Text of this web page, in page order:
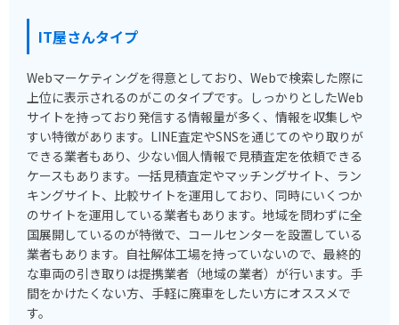
IT屋さんタイプ
Webマーケティングを得意としており、Webで検索した際に
上位に表示されるのがこのタイプです。しっかりとしたWeb
サイトを持っており発信する情報量が多く、情報を収集しや
すい特徴があります。LINE査定やSNSを通じてのやり取りが
できる業者もあり、少ない個人情報で見積査定を依頼できる
ケースもあります。一括見積査定やマッチングサイト、ラン
キングサイト、比較サイトを運用しており、同時にいくつか
のサイトを運用している業者もあります。地域を問わずに全
国展開しているのが特徴で、コールセンターを設置している
業者もあります。自社解体工場を持っていないので、最終的
な車両の引き取りは提携業者（地域の業者）が行います。手
間をかけたくない方、手軽に廃車をしたい方にオススメで
す。